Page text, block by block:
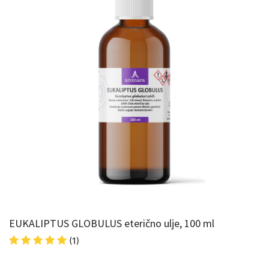
EUKALIPTUS GLOBULUS eterično ulje, 100 ml
(1)